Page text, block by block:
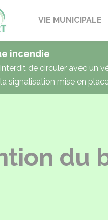
PaucourtVIE MUNICIPALE
incendie
de circuler avec un
signalisation mise en
du